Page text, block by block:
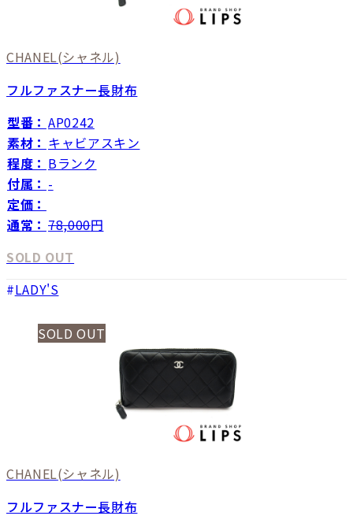
CHANEL(シャネル)
フルファスナー長財布
型番： AP0242
素材： キャビアスキン
程度： Bランク
付属： -
定価：
通常： 78,000円
SOLD OUT
LADY'S
SOLD OUT
CHANEL(シャネル)
フルファスナー長財布